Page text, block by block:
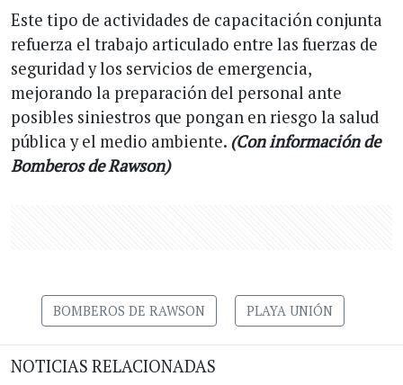
Este tipo de actividades de capacitación conjunta
refuerza el trabajo articulado entre las fuerzas de
seguridad y los servicios de emergencia,
mejorando la preparación del personal ante
posibles siniestros que pongan en riesgo la salud
pública y el medio ambiente. (Con información de
Bomberos de Rawson)
BOMBEROS DE RAWSON PLAYA UNIÓN
NOTICIAS RELACIONADAS